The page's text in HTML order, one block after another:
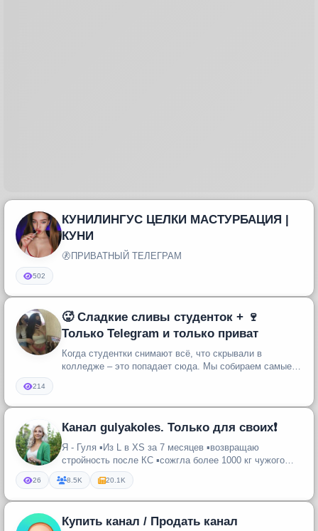
КУНИЛИНГУС ЦЕЛКИ МАСТУРБАЦИЯ |
КУНИ
🚷ПРИВАТНЫЙ ТЕЛЕГРАМ
502
🥵 Сладкие сливы студенток + 🍷
Только Telegram и только приват
Когда студентки снимают всё, что скрывали в
колледже – это попадает сюда. Мы собираем самые
214
Канал gulyakoles. Только для своих❗️
Я - Гуля ▪️Из L в XS за 7 месяцев ▪️возвращаю
стройность после КС ▪️сожгла более 1000 кг чужого
жира
26 8.5K 20.1K
Купить канал / Продать канал